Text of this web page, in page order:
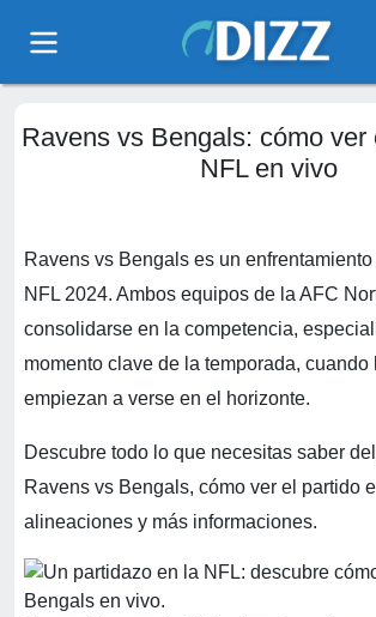
Ravens vs Bengals: cómo ver
NFL en vivo
Ravens vs Bengals es un
NFL 2024. Ambos equipos de la AFC
consolidarse en la competencia,
momento clave de la temporada, cuando
empiezan a verse en el horizonte.
Descubre todo lo que necesitas saber
Ravens vs Bengals, cómo ver el partido
alineaciones y más informaciones.